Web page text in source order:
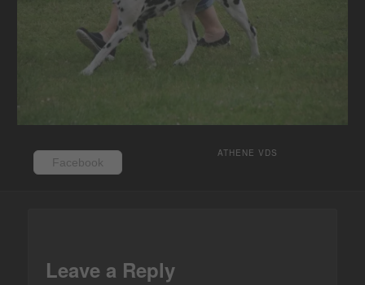
Facebook
ATHENE VDS
Leave a Reply